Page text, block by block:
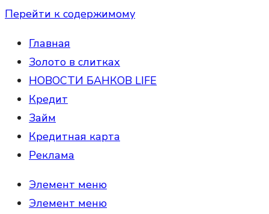
Перейти к содержимому
Главная
Золото в слитках
НОВОСТИ БАНКОВ LIFE
Кредит
Займ
Кредитная карта
Реклама
Элемент меню
Элемент меню